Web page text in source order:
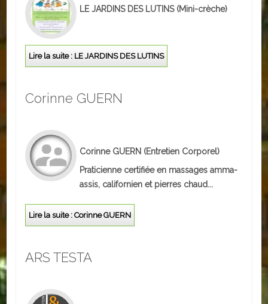
Services
Culturelles
Autres
L'agriculture
Capitale du chrysanthème
Nos entreprises
Industries
Transports
LE JARDINS DES LUTINS(Mini-crèche)
Lire la suite : LE JARDINS DES LUTINS
Corinne GUERN
Corinne GUERN (Entretien Corporel)
Praticienne certifiée en massages amma-
assis, californien et pierres chaud...
Lire la suite : Corinne GUERN
ARS TESTA